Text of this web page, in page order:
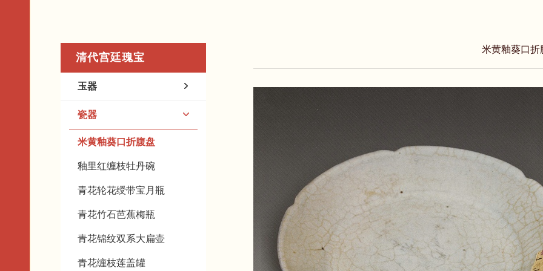
清代宫廷瑰宝
玉器
瓷器
米黄釉葵口折腹盘
釉里红缠枝牡丹碗
青花轮花绶带宝月瓶
青花竹石芭蕉梅瓶
青花锦纹双系大扁壶
青花缠枝莲盖罐
米黄釉葵口折